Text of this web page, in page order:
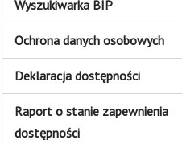
Wyszukiwarka BIP
Ochrona danych osobowych
Deklaracja dostępności
Raport o stanie zapewnienia
dostępności